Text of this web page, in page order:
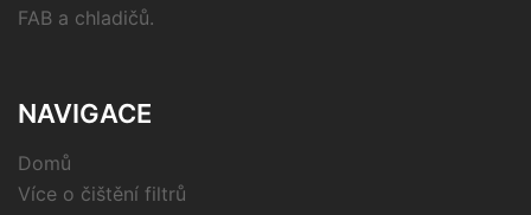
FAB a chladičů.
NAVIGACE
Domů
Více o čištění filtrů